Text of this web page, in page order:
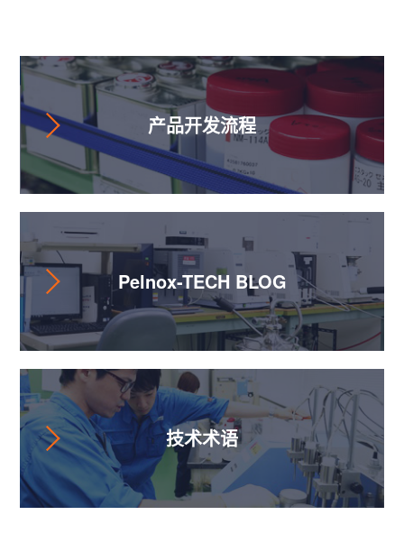
产品开发流程
Pelnox-TECH BLOG
技术术语